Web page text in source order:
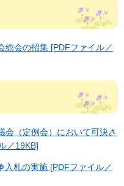
総会の招集 [PDFファイル／
会（定例会）において可決さ
／19KB]
札の実施 [PDFファイル／